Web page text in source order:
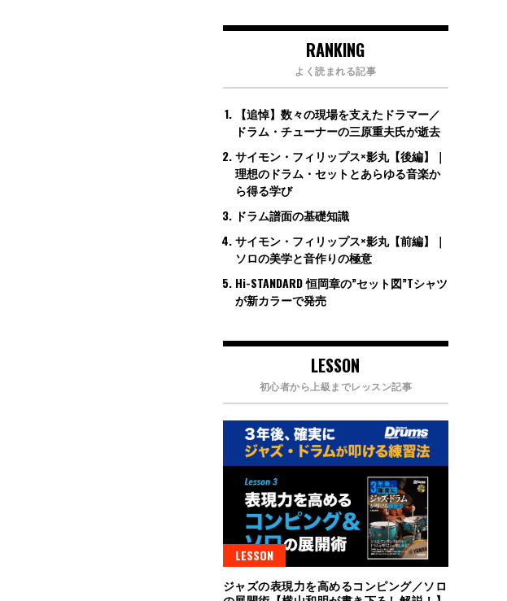
RANKING
よく読まれる記事
【追悼】数々の現場を支えたドラマー／
ドラム・チューナーの三原重夫氏が逝去
サイモン・フィリップス×影丸【後編】｜
理想のドラム・セットとあらゆる音楽か
ら得る学び
ドラム譜面の基礎知識
サイモン・フィリップス×影丸【前編】｜
ソロの美学と音作りの極意
Hi-STANDARD 恒岡章の”セット図”Tシャツ
が新カラーで発売
LESSON
初心者から上級までレッスン記事
LESSON
ジャズの表現力を高めるコンピング／ソロ